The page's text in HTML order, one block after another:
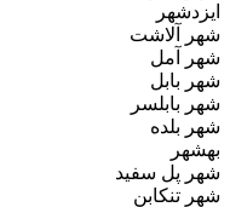
ایزدشهر
شهر آلاشت
شهر آمل
شهر بابل
شهر بابلسر
شهر بلده
بهشهر
شهر پل سفید
شهر تنکابن